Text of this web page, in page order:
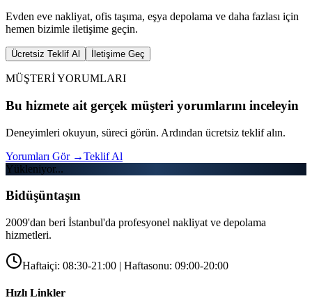
Evden eve nakliyat, ofis taşıma, eşya depolama ve daha fazlası için
hemen bizimle iletişime geçin.
Ücretsiz Teklif Al İletişime Geç
MÜŞTERİ YORUMLARI
Bu hizmete ait gerçek müşteri yorumlarını inceleyin
Deneyimleri okuyun, süreci görün. Ardından ücretsiz teklif alın.
Yorumları Gör →Teklif Al
Yükleniyor...
Bidüşüntaşın
2009'dan beri İstanbul'da profesyonel nakliyat ve depolama
hizmetleri.
Haftaiçi: 08:30-21:00 | Haftasonu: 09:00-20:00
Hızlı Linkler